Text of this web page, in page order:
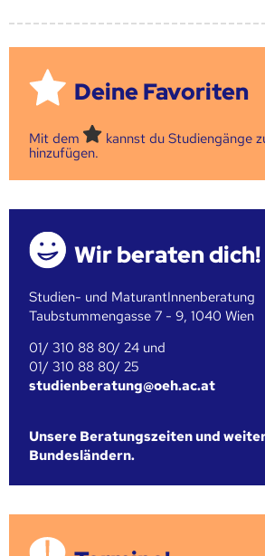
Deine Favoriten
Mit dem
kannst du Studiengänge
hinzufügen.
Wir beraten dich!
Studien- und MaturantInnenberatung
Taubstummengasse 7 - 9, 1040 Wien
01/ 310 88 80/ 24 und
01/ 310 88 80/ 25
studienberatung@oeh.ac.at
Unsere Beratungszeiten und
Bundesländern.